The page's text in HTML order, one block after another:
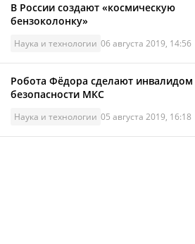
В России создают «космическую
бензоколонку»
Наука и технологии 06 августа 2019, 14:56
Робота Фёдора сделают
безопасности МКС
Наука и технологии 05 августа 2019, 16:18